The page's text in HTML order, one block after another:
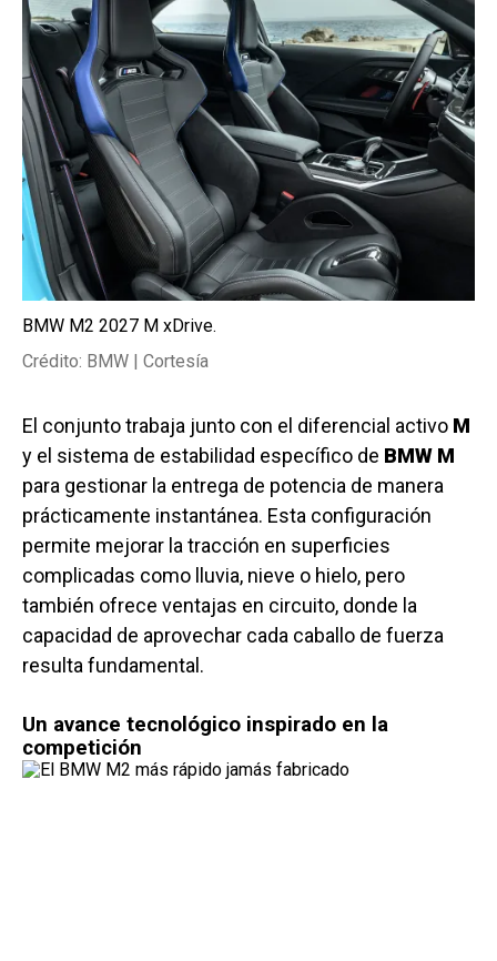
BMW M2 2027 M xDrive.
Crédito: BMW | Cortesía
El conjunto trabaja junto con el diferencial activo M
y el sistema de estabilidad específico de BMW M
para gestionar la entrega de potencia de manera
prácticamente instantánea. Esta configuración
permite mejorar la tracción en superficies
complicadas como lluvia, nieve o hielo, pero
también ofrece ventajas en circuito, donde la
capacidad de aprovechar cada caballo de fuerza
resulta fundamental.
Un avance tecnológico inspirado en la
competición